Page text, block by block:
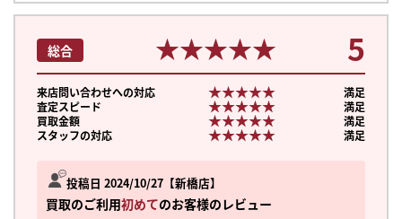
投稿日 2024/10/27 新橋店
買取のご利用初めてのお客様のレビュー
総合 ★★★★★
★★★★★ 5
来店問い合わせへの対応 ★★★★★
★★★★★
満足
査定スピード
★★★★★
★★★★★
満足
買取金額
★★★★★
★★★★★
満足
スタッフの対応
★★★★★
★★★★★ 満足